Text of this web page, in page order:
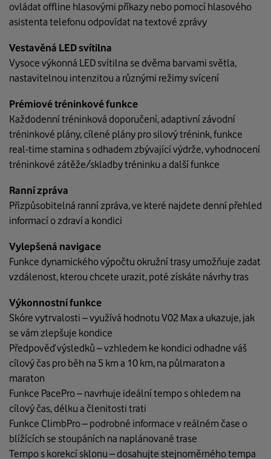
ovládat offline hlasovými příkazy nebo pomocí hlasového
asistenta telefonu odpovídat na textové zprávy
Vestavěná LED svítilna
Vysoce výkonná LED svítilna se dvěma barvami světla,
nastavitelnou intenzitou a různými režimy svícení
Prémiové tréninkové funkce
Každodenní tréninková doporučení, adaptivní závodní
tréninkové plány, cílené plány pro silový trénink, funkce
real-time stamina s odhadem zbývající výdrže, vyhodnocení
tréninkové zátěže/skladby tréninku a další funkce
Ranní zpráva
Přizpůsobitelná ranní zpráva, ve které najdete denní přehled
informací o zdraví a kondici
Vylepšená navigace
Funkce dynamického výpočtu okružní trasy umožňuje zadat
vzdálenost, kterou chcete urazit, poté získáte návrhy tras
Výkonnostní funkce
Skóre vytrvalosti – využívá hodnotu V02 Max a ukazuje, jak
se vám zlepšuje kondice
Předpověď výsledků – vzhledem ke kondici odhadne váš
cílový čas pro běh na 5 km a 10 km, na půlmaraton a
maraton
Funkce PacePro – navrhuje ideální tempo s ohledem na
cílový čas, délku a členitosti trati
Funkce ClimbPro – podrobné informace v reálném čase o
blížících se stoupáních na naplánované trase
Tempo s korekcí sklonu – dosahujte stejnoměrného tempa